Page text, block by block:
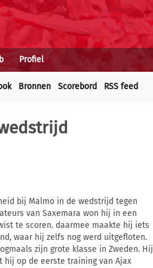
Profiel
Bronnen Scorebord RSS feed
bij Malmo in de wedstrijd tegen
van Saxemara won hij in een
te scoren. daarmee maakte hij iets
waar hij zelfs nog werd uitgefloten.
zijn grote klasse in Zweden. Hij
hij op de eerste training van Ajax